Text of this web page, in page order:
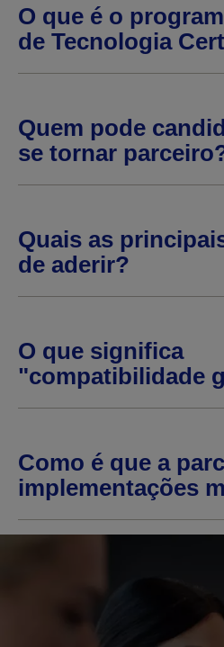
O que é o
de Tecnologia
Quem pode
se tornar
Quais as
de aderir?
O que significa
"compatibilidade
Como é que a
implementações